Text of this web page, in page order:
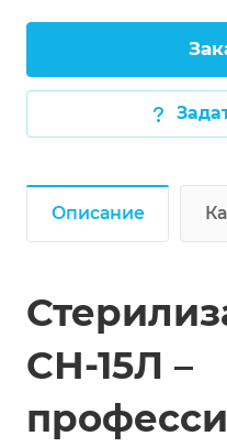
Описание
СН-15Л –